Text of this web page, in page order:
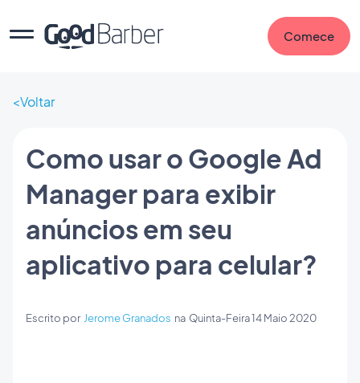
Comece
Voltar
Como usar o Google Ad
Manager para exibir
anúncios em seu
aplicativo para celular?
Escrito por Jerome Granados na Quinta-Feira 14 Maio 2020